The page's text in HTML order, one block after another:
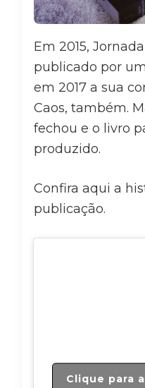
Em 2015,
publicado por
em 2017 a sua
Caos, também.
fechou e o livro
produzido.
Confira aqui a
publicação.
Clique para